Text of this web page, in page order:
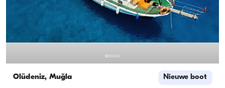
Ölüdeniz, Muğla Nieuwe boot